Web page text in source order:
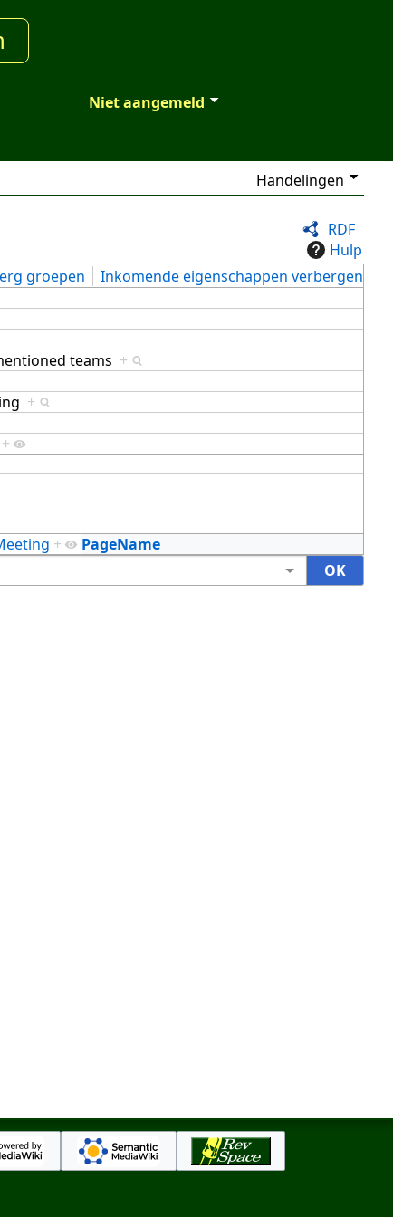
Niet aangemeld
Handelingen
RDF
Hulp
groepen
Inkomende eigenschappen verbergen
teams +
+
+
PageName
+